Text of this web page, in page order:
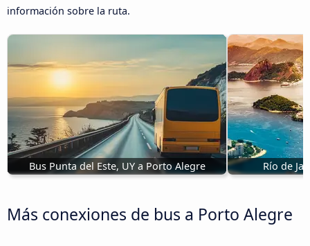
información sobre la ruta.
Bus Punta del Este, UY a Porto Alegre Río de
Más conexiones de bus a Porto Alegre